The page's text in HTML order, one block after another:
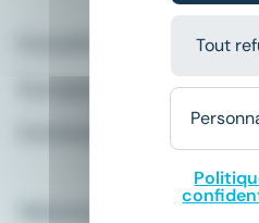
Comment ça marche ?
Tout